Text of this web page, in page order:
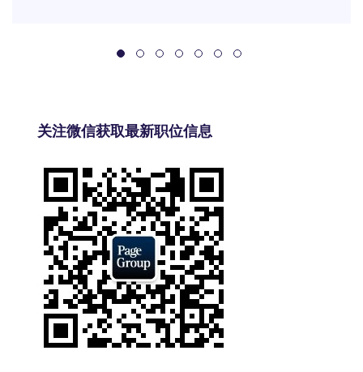
关注微信获取最新职位信息